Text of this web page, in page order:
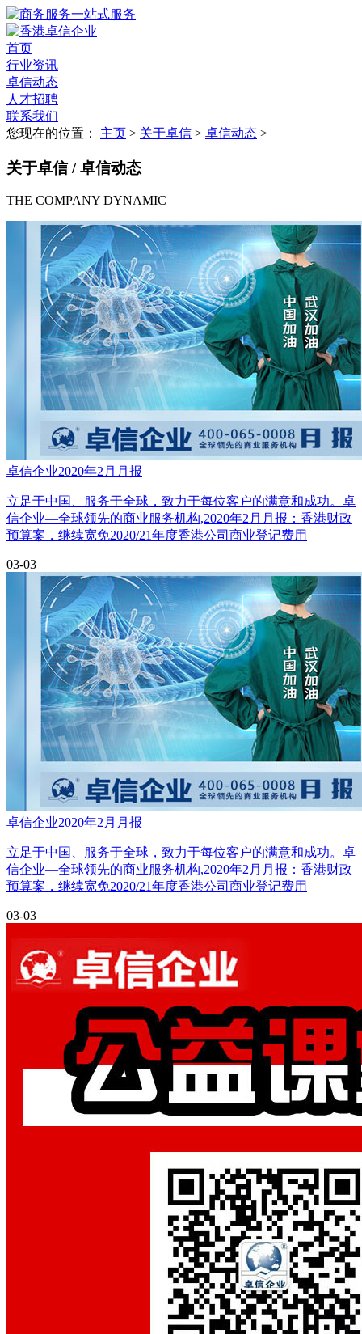
首页
行业资讯
卓信动态
人才招聘
联系我们
您现在的位置： 主页 > 关于卓信 > 卓信动态 >
关于卓信 / 卓信动态
THE COMPANY DYNAMIC
卓信企业2020年2月月报
立足于中国、服务于全球，致力于每位客户的满意和成功。卓
信企业—全球领先的商业服务机构,2020年2月月报：香港财政
预算案，继续宽免2020/21年度香港公司商业登记费用
03-03
卓信企业2020年2月月报
立足于中国、服务于全球，致力于每位客户的满意和成功。卓
信企业—全球领先的商业服务机构,2020年2月月报：香港财政
预算案，继续宽免2020/21年度香港公司商业登记费用
03-03